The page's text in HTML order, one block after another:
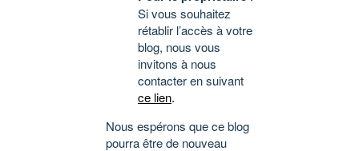
Si vous souhaitez
rétablir l’accès à votre
blog, nous vous
invitons à nous
contacter en suivant
ce lien.
Nous espérons que ce blog
pourra être de nouveau